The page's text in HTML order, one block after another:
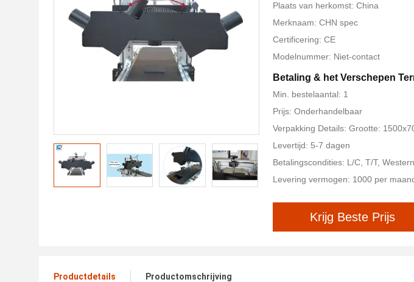
Plaats van herkomst: China
Merknaam: CHN spec
Certificering: CE
Modelnummer: Niet-contact
Betaling & het Verschepen
Min. bestelaantal: 1
Prijs: Onderhandelbaar
Verpakking Details: Grootte:
Levertijd: 5-7 dagen
Betalingscondities: L/C, T/T,
Levering vermogen: 1000 per
Krijg Beste Prijs
Productdetails Productomschrijving